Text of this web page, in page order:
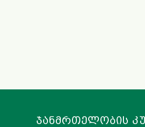
ᲯᲐᲜᲛᲠᲗᲔᲚᲝᲑᲘᲡ